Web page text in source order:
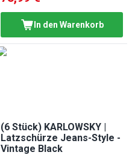
In den Warenkorb
(6 Stück) KARLOWSKY |
Latzschürze Jeans-Style -
Vintage Black